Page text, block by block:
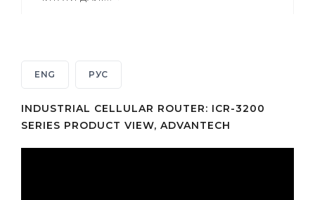
ENG РУС
INDUSTRIAL CELLULAR ROUTER: ICR-3200
SERIES PRODUCT VIEW, ADVANTECH